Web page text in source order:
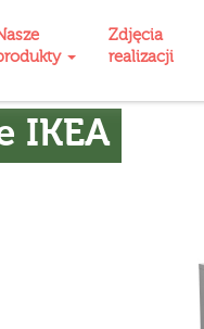
Zdjęcia
realizacji
IKEA